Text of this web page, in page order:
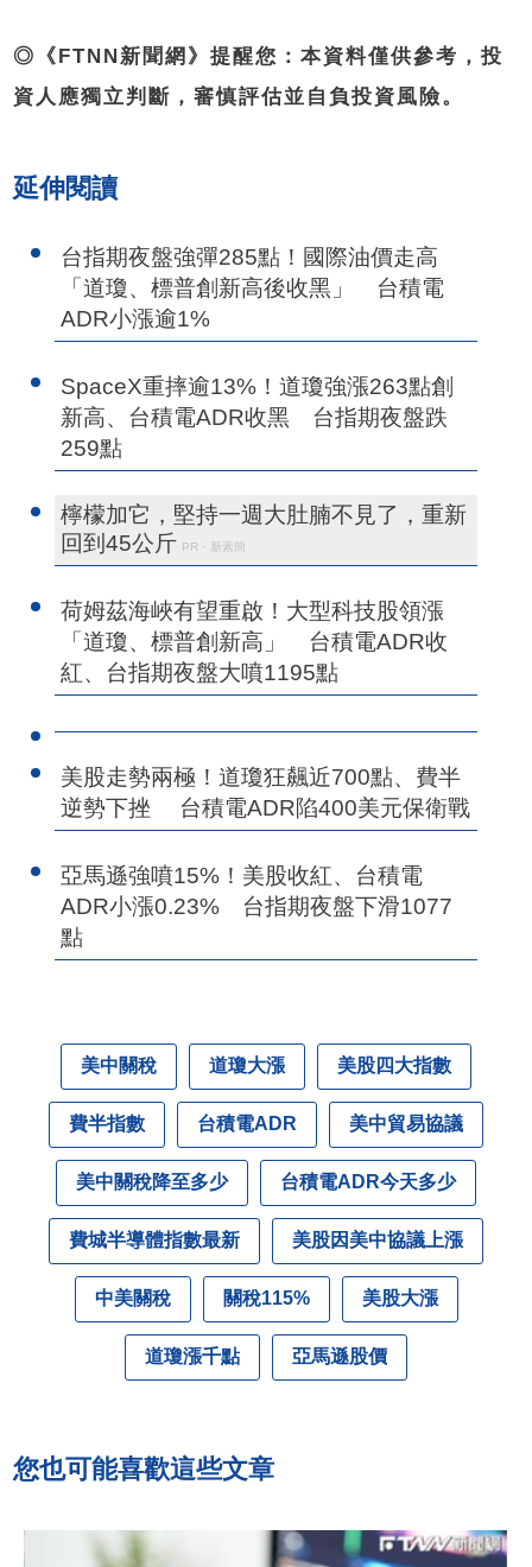
◎《FTNN新聞網》提醒您：本資料僅供參考，投
資人應獨立判斷，審慎評估並自負投資風險。
延伸閱讀
台指期夜盤強彈285點！國際油價走高
「道瓊、標普創新高後收黑」 台積電
ADR小漲逾1%
SpaceX重摔逾13%！道瓊強漲263點創
新高、台積電ADR收黑 台指期夜盤跌
259點
檸檬加它，堅持一週大肚腩不見了，重新
回到45公斤 PR・新素簡
荷姆茲海峽有望重啟！大型科技股領漲
「道瓊、標普創新高」 台積電ADR收
紅、台指期夜盤大噴1195點
美股走勢兩極！道瓊狂飆近700點、費半
逆勢下挫 台積電ADR陷400美元保衛戰
亞馬遜強噴15%！美股收紅、台積電
ADR小漲0.23% 台指期夜盤下滑1077
點
美中關稅 道瓊大漲 美股四大指數
費半指數 台積電ADR 美中貿易協議
美中關稅降至多少 台積電ADR今天多少
費城半導體指數最新 美股因美中協議上漲
中美關稅 關稅115% 美股大漲
道瓊漲千點 亞馬遜股價
您也可能喜歡這些文章